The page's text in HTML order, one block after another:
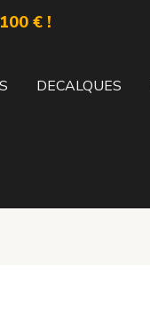
€ !
DECALQUES